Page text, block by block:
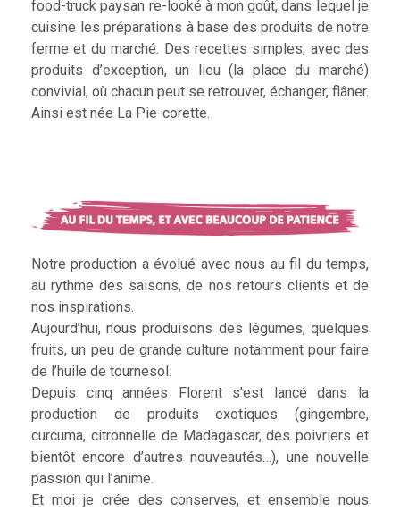
food-truck paysan re-looké à mon goût, dans lequel je
cuisine les préparations à base des produits de notre
ferme et du marché. Des recettes simples, avec des
produits d’exception, un lieu (la place du marché)
convivial, où chacun peut se retrouver, échanger, flâner.
Ainsi est née La Pie-corette.
Notre production a évolué avec nous au fil du temps,
au rythme des saisons, de nos retours clients et de
nos inspirations.
Aujourd’hui, nous produisons des légumes, quelques
fruits, un peu de grande culture notamment pour faire
de l’huile de tournesol.
Depuis cinq années Florent s’est lancé dans la
production de produits exotiques (gingembre,
curcuma, citronnelle de Madagascar, des poivriers et
bientôt encore d’autres nouveautés…), une nouvelle
passion qui l’anime.
Et moi je crée des conserves, et ensemble nous